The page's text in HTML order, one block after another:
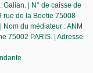
| N° de caisse de
rue de la Boetie 75008
du médiateur : ANM
75002 PARIS. | Adresse